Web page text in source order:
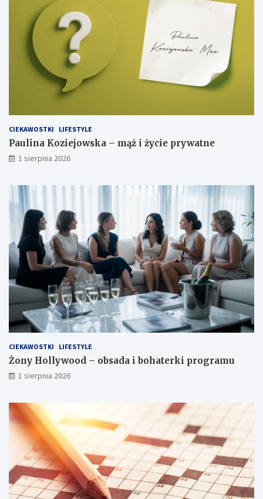
CIEKAWOSTKI LIFESTYLE
Paulina Koziejowska – mąż i życie prywatne
1 sierpnia 2026
CIEKAWOSTKI LIFESTYLE
Żony Hollywood – obsada i bohaterki programu
1 sierpnia 2026